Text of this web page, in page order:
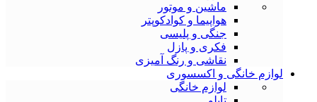
ماشین و موتور
هواپیما و کوادکوپتر
جنگی و پلیسی
فکری و پازل
نقاشی و رنگ آمیزی
لوازم خانگی و اکسسوری
لوازم خانگی